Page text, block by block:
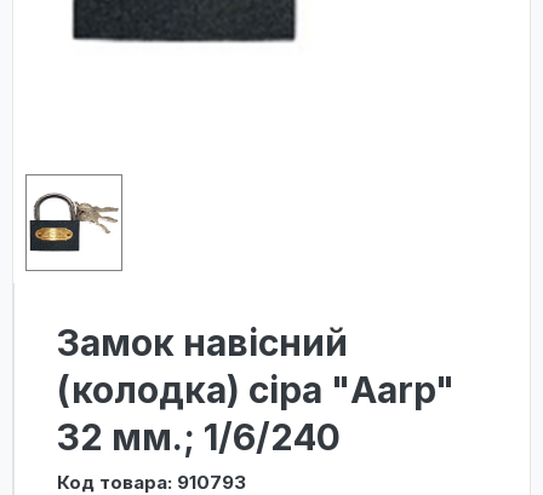
Замок навісний
(колодка) сіра "Aarp"
32 мм.; 1/6/240
Код товара: 910793